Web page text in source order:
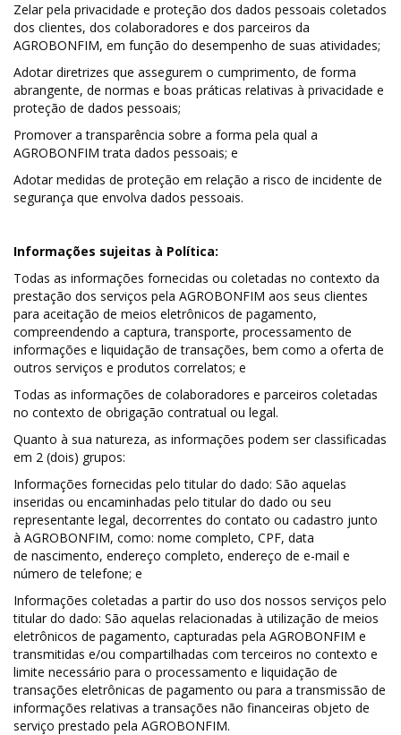
Zelar pela privacidade e proteção dos dados pessoais coletados
dos clientes, dos colaboradores e dos parceiros da
AGROBONFIM, em função do desempenho de suas atividades;
Adotar diretrizes que assegurem o cumprimento, de forma
abrangente, de normas e boas práticas relativas à privacidade e
proteção de dados pessoais;
Promover a transparência sobre a forma pela qual a
AGROBONFIM trata dados pessoais; e
Adotar medidas de proteção em relação a risco de incidente de
segurança que envolva dados pessoais.
Informações sujeitas à Política:
Todas as informações fornecidas ou coletadas no contexto da
prestação dos serviços pela AGROBONFIM aos seus clientes
para aceitação de meios eletrônicos de pagamento,
compreendendo a captura, transporte, processamento de
informações e liquidação de transações, bem como a oferta de
outros serviços e produtos correlatos; e
Todas as informações de colaboradores e parceiros coletadas
no contexto de obrigação contratual ou legal.
Quanto à sua natureza, as informações podem ser classificadas
em 2 (dois) grupos:
Informações fornecidas pelo titular do dado: São aquelas
inseridas ou encaminhadas pelo titular do dado ou seu
representante legal, decorrentes do contato ou cadastro junto
à AGROBONFIM, como: nome completo, CPF, data
de nascimento, endereço completo, endereço de e-mail e
número de telefone; e
Informações coletadas a partir do uso dos nossos serviços pelo
titular do dado: São aquelas relacionadas à utilização de meios
eletrônicos de pagamento, capturadas pela AGROBONFIM e
transmitidas e/ou compartilhadas com terceiros no contexto e
limite necessário para o processamento e liquidação de
transações eletrônicas de pagamento ou para a transmissão de
informações relativas a transações não financeiras objeto de
serviço prestado pela AGROBONFIM.